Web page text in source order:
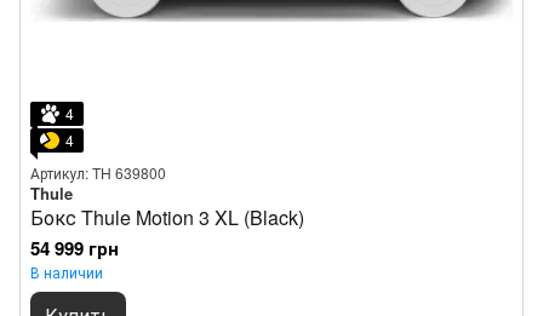
4
4
Артикул: TH 639800
Thule
Бокс Thule Motion 3 XL (Black)
54 999 грн
В наличии